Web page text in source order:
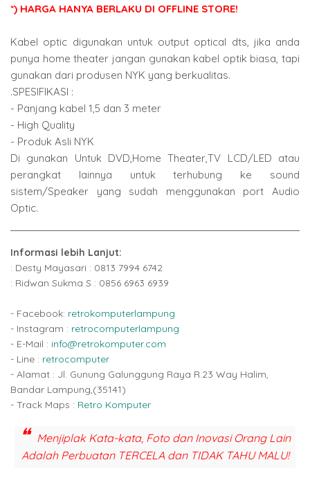
*) HARGA HANYA BERLAKU DI OFFLINE STORE!
Kabel optic digunakan untuk output optical dts, jika anda
punya home theater jangan gunakan kabel optik biasa, tapi
gunakan dari produsen NYK yang berkualitas.
.SPESIFIKASI :
- Panjang kabel 1,5 dan 3 meter
- High Quality
- Produk Asli NYK
Di gunakan Untuk DVD,Home Theater,TV LCD/LED atau
perangkat lainnya untuk terhubung ke sound
sistem/Speaker yang sudah menggunakan port Audio
Optic.
Informasi lebih Lanjut:
: Desty Mayasari : 0813 7994 6742
: Ridwan Sukma S : 0856 6963 6939
- Facebook: retrokomputerlampung
- Instagram : retrocomputerlampung
- E-Mail : info@retrokomputer.com
- Line : retrocomputer
- Alamat : Jl. Gunung Galunggung Raya R.23 Way Halim,
Bandar Lampung,(35141)
- Track Maps : Retro Komputer
Menjiplak Kata-kata, Foto dan Inovasi Orang Lain
Adalah Perbuatan TERCELA dan TIDAK TAHU MALU!